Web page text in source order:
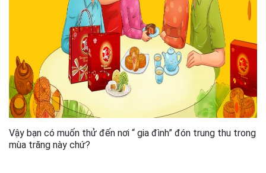
Vậy bạn có muốn thử đến nơi “ gia đình” đón trung thu trong
mùa trăng này chứ?